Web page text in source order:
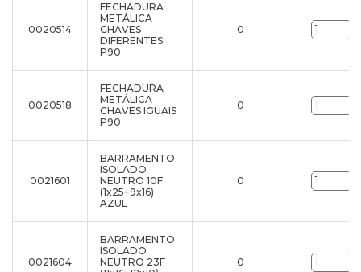
0020514
FECHADURA
METÁLICA
CHAVES
DIFERENTES
P90
0
0020518
FECHADURA
METÁLICA
CHAVES IGUAIS
P90
0
0021601
BARRAMENTO
ISOLADO
NEUTRO 10F
(1x25+9x16)
AZUL
0
0021604
BARRAMENTO
ISOLADO
NEUTRO 23F
0